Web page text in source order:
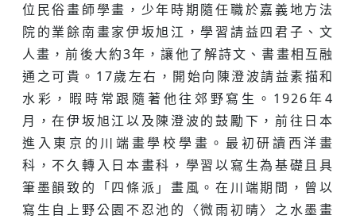
位民俗畫師學畫，少年時期隨任職於嘉義地方法
院的業餘南畫家伊坂旭江，學習請益四君子、文
人畫，前後大約3年，讓他了解詩文、書畫相互融
通之可貴。17歲左右，開始向陳澄波請益素描和
水彩，暇時常跟隨著他往郊野寫生。1926年4
月，在伊坂旭江以及陳澄波的鼓勵下，前往日本
進入東京的川端畫學校學畫。最初研讀西洋畫
科，不久轉入日本畫科，學習以寫生為基礎且具
筆墨韻致的「四條派」畫風。在川端期間，曾以
寫生自上野公園不忍池的〈微雨初晴〉之水墨畫